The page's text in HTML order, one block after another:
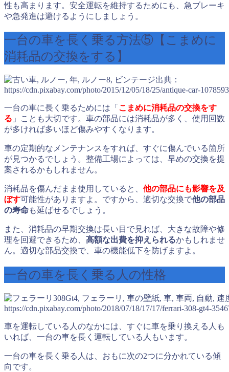
性も高まります。安全運転を維持するためにも、急ブレーキ
や急発進は避けるようにしましょう。
一台の車を長く乗る方法⑤【こまめに
消耗品の交換をする】
出典：
https://cdn.pixabay.com/photo/2015/12/05/18/25/antique-car-
一台の車に長く乗るためには「 こまめに消耗品の交換をす
る 」ことも大切です。車の部品には消耗品が多く、使用回数
が多ければ多いほど傷みやすくなります。
車の定期的なメンテナンスをすれば、すぐに傷んでいる箇所
が見つかるでしょう。整備工場によっては、早めの交換を提
案されるかもしれません。
消耗品を傷んだまま使用していると、 他の部品にも影響を及
ぼす可能性がありますよ。ですから、適切な交換で他の部品
の寿命も延ばせるでしょう。
また、消耗品の早期交換は長い目で見れば、大きな故障や修
理を回避できるため、 高額な出費を抑えられるかもしれませ
ん。適切な部品交換で、車の機能低下を防げますよ。
一台の車を長く乗る人の性格
https://cdn.pixabay.com/photo/2018/07/18/17/17/ferrari-308-gt4-
車を運転している人のなかには、すぐに車を乗り換える人も
いれば、一台の車を長く運転している人もいます。
一台の車を長く乗る人は、おもに次の2つに分かれている傾
向です。